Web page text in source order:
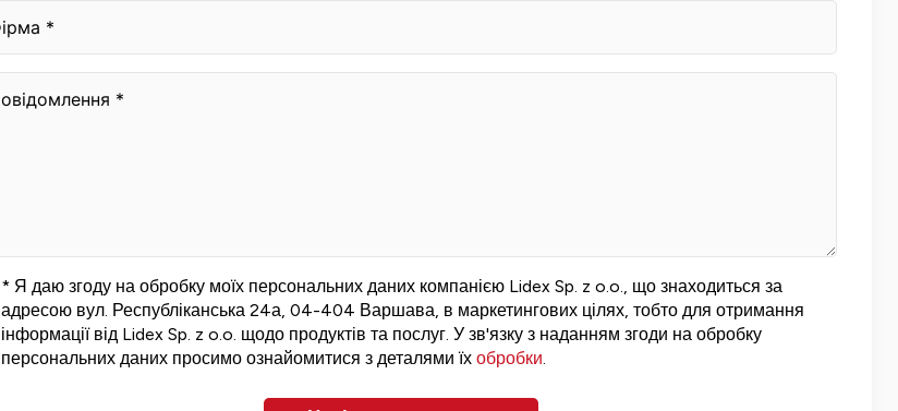
* Я даю згоду на обробку моїх персональних даних компанією Lidex Sp. z o.o., що знаходиться за
адресою вул. Республіканська 24а, 04-404 Варшава, в маркетингових цілях, тобто для отримання
інформації від Lidex Sp. z o.o. щодо продуктів та послуг. У зв'язку з наданням згоди на обробку
персональних даних просимо ознайомитися з деталями їхобробки.